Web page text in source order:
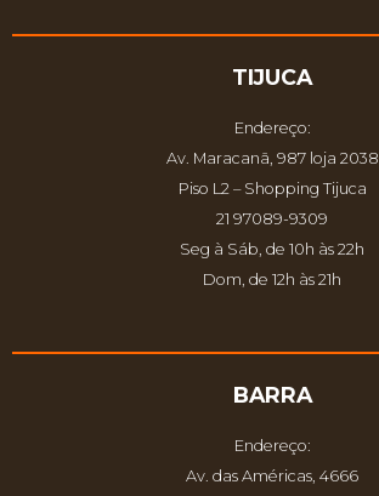
TIJUCA
Endereço:
Av. Maracanã, 987 loja 2038
Piso L2 – Shopping Tijuca
21 97089-9309
Seg à Sáb, de 10h às 22h
Dom, de 12h às 21h
BARRA
Endereço:
Av. das Américas, 4666